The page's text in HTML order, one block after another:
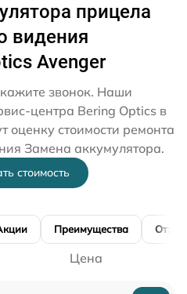
прицела
видения
Avenger
звонок. Наши
центра Bering Optics в
оценку стоимости ремонта
Замена аккумулятора.
стоимость
Преимущества
Цена